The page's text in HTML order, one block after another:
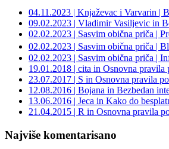
04.11.2023 | Knjaževac i Varvarin |
09.02.2023 | Vladimir Vasiljevic in
02.02.2023 | Sasvim obična priča |
02.02.2023 | Sasvim obična priča |
02.02.2023 | Sasvim obična priča |
19.01.2018 | cita in Osnovna
23.07.2017 | S in Osnovna pravila
12.08.2016 | Bojana in Bezbedan
13.06.2016 | Jeca in Kako do
21.04.2015 | R in Osnovna pravila
Najviše komentarisano